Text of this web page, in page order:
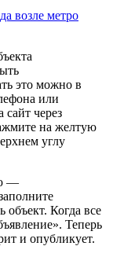
возле метро
это можно в
или
через
на желтую
углу
—
объект. Когда все
Теперь
и опубликует.